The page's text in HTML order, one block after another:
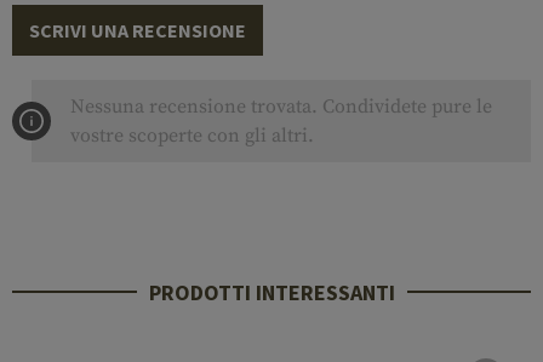
SCRIVI UNA RECENSIONE
Nessuna recensione trovata. Condividete pure le
vostre scoperte con gli altri.
PRODOTTI INTERESSANTI